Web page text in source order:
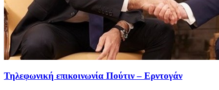
Τηλεφωνική επικοινωνία Πούτιν – Ερντογάν